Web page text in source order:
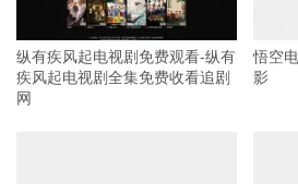
纵有疾风起电视剧免费观看-纵有
疾风起电视剧全集免费收看追剧
网
悟空
影